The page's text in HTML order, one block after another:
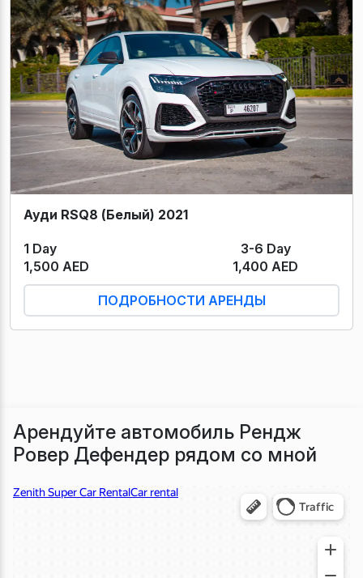
Ауди RSQ8 (Белый) 2021
1 Day
3-6 Day
1,500 AED
1,400 AED
ПОДРОБНОСТИ АРЕНДЫ
Арендуйте автомобиль Рендж
Ровер Дефендер рядом со мной